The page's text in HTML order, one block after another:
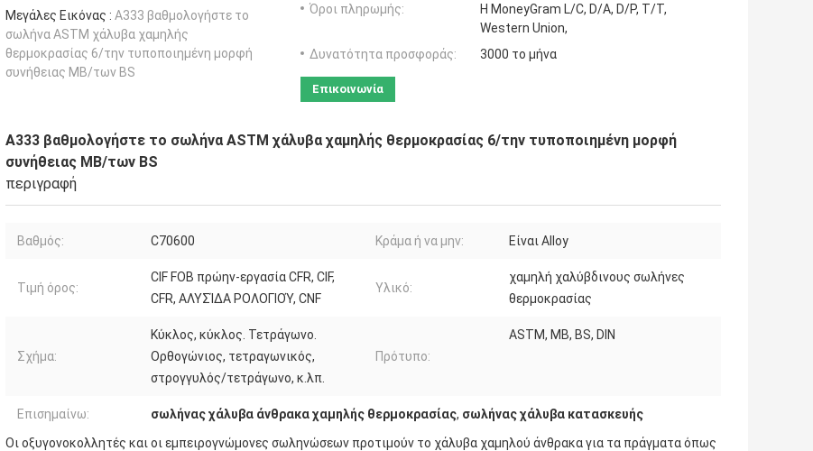
Μεγάλες Εικόνας : A333 βαθμολογήστε το
σωλήνα ASTM χάλυβα χαμηλής
θερμοκρασίας 6/την τυποποιημένη μορφή
συνήθειας ΜΒ/των BS
Όροι πληρωμής:
Η MoneyGram L/C, D/A, D/P, T/T,
Western Union,
Δυνατότητα προσφοράς:
3000 το μήνα
Επικοινωνία
A333 βαθμολογήστε το σωλήνα ASTM χάλυβα χαμηλής θερμοκρασίας 6/την τυποποιημένη μορφή
συνήθειας ΜΒ/των BS
περιγραφή
Βαθμός: C70600 Κράμα ή να μην: Είναι Alloy
Τιμή όρος:
CIF FOB πρώην-εργασία CFR, CIF,
CFR, ΑΛΥΣΊΔΑ ΡΟΛΟΓΙΟΎ, CNF
Υλικό:
χαμηλή χαλύβδινους σωλήνες
θερμοκρασίας
Σχήμα:
Κύκλος, κύκλος. Τετράγωνο.
Ορθογώνιος, τετραγωνικός,
στρογγυλός/τετράγωνο, κ.λπ.
Πρότυπο:
ASTM, ΜΒ, BS, DIN
Επισημαίνω: σωλήνας χάλυβα άνθρακα χαμηλής θερμοκρασίας, σωλήνας χάλυβα κατασκευής
Οι οξυγονοκολλητές και οι εμπειρογνώμονες σωληνώσεων προτιμούν το χάλυβα χαμηλού άνθρακα για τα πράγματα όπως